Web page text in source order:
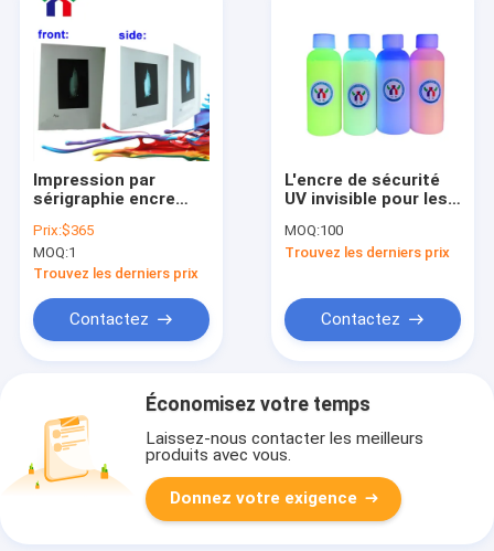
Impression par
sérigraphie encre
vert à bleu Anti-
contrefaçon
Prix:$365
MOQ:1
Trouvez les derniers prix
Contactez
L'encre de sécurité
UV invisible pour les
d'encre à base d'eau
MOQ:100
Trouvez les derniers prix
Contactez
Économisez votre temps
Laissez-nous contacter les meilleurs
produits avec vous.
Donnez votre exigence